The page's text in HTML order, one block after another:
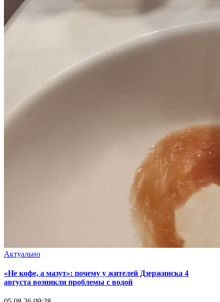
Актуально
«Не кофе, а мазут»: почему у жителей Дзержинска 4
августа возникли проблемы с водой